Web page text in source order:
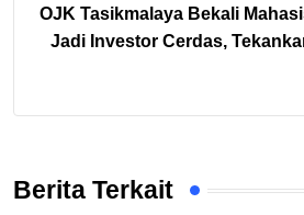
OJK Tasikmalaya Bekali
Jadi Investor Cerdas,
Berita Terkait